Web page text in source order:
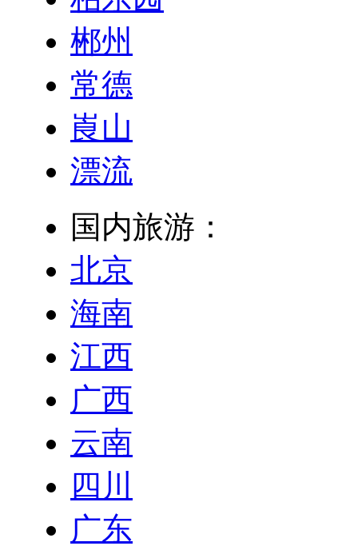
郴州
常德
崀山
漂流
国内旅游：
北京
海南
江西
广西
云南
四川
广东